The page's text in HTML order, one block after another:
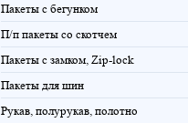
Пакеты с бегунком
П/п пакеты со скотчем
Пакеты с замком, Zip-lock
Пакеты для шин
Рукав, полурукав, полотно